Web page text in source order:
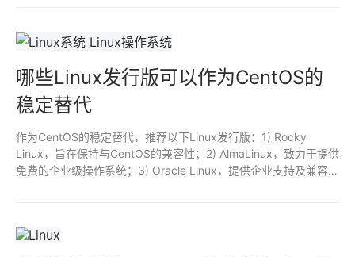
哪些Linux发行版可以作为CentOS的
稳定替代
作为CentOS的稳定替代，推荐以下Linux发行版：1) Rocky
Linux，旨在保持与CentOS的兼容性；2) AlmaLinux，致力于提供
免费的企业级操作系统；3) Oracle Linux，提供企业支持及兼容